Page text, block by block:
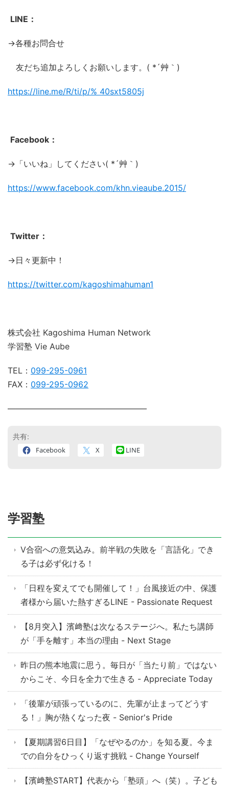
LINE：
→各種お問合せ
友だち追加よろしくお願いします。( *´艸｀)
https://line.me/R/ti/p/% 40sxt5805j
Facebook：
→「いいね」してください( *´艸｀)
https://www.facebook.com/khn.vieaube.2015/
Twitter：
→日々更新中！
https://twitter.com/kagoshimahuman1
株式会社 Kagoshima Human Network
学習塾 Vie Aube
TEL： 099-295-0961
FAX： 099-295-0962
―――――――――――――――――
共有:
Facebook X LINE
学習塾
V合宿への意気込み。前半戦の失敗を「言語化」でき
る子は必ず化ける！
「日程を変えてでも開催して！」台風接近の中、保護
者様から届いた熱すぎるLINE - Passionate Request
【8月突入】濱﨑塾は次なるステージへ。私たち講師
が「手を離す」本当の理由 - Next Stage
昨日の熊本地震に思う。毎日が「当たり前」ではない
からこそ、今日を全力で生きる - Appreciate Today
「後輩が頑張っているのに、先輩が止まってどうす
る！」胸が熱くなった夜 - Senior's Pride
【夏期講習6日目】「なぜやるのか」を知る夏。今ま
での自分をひっくり返す挑戦 - Change Yourself
【濱﨑塾START】代表から「塾頭」へ（笑）。子ども